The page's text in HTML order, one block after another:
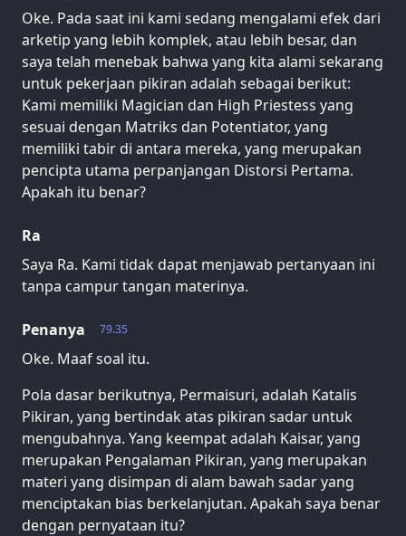
Oke. Pada saat ini kami sedang mengalami efek dari
arketip yang lebih komplek, atau lebih besar, dan
saya telah menebak bahwa yang kita alami sekarang
untuk pekerjaan pikiran adalah sebagai berikut:
Kami memiliki Magician dan High Priestess yang
sesuai dengan Matriks dan Potentiator, yang
memiliki tabir di antara mereka, yang merupakan
pencipta utama perpanjangan Distorsi Pertama.
Apakah itu benar?
Ra
Saya Ra. Kami tidak dapat menjawab pertanyaan ini
tanpa campur tangan materinya.
79.35
Penanya
Oke. Maaf soal itu.
Pola dasar berikutnya, Permaisuri, adalah Katalis
Pikiran, yang bertindak atas pikiran sadar untuk
mengubahnya. Yang keempat adalah Kaisar, yang
merupakan Pengalaman Pikiran, yang merupakan
materi yang disimpan di alam bawah sadar yang
menciptakan bias berkelanjutan. Apakah saya benar
dengan pernyataan itu?